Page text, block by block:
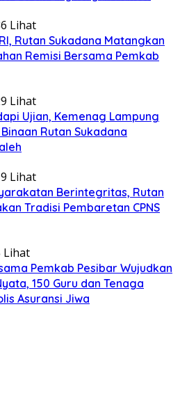
Lihat
Rutan Sukadana Matangkan
Remisi Bersama Pemkab
Lihat
Ujian, Kemenag Lampung
Rutan Sukadana
Lihat
Berintegritas, Rutan
Tradisi Pembaretan CPNS
Lihat
Pemkab Pesibar Wujudkan
150 Guru dan Tenaga
Asuransi Jiwa